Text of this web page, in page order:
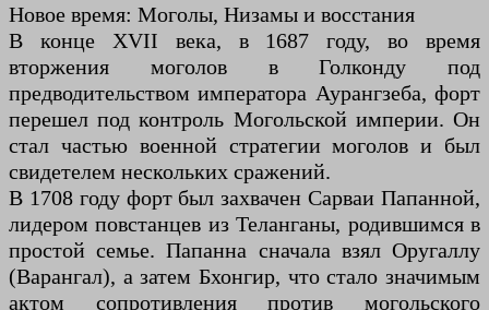
Новое время: Моголы, Низамы и восстания
В конце XVII века, в 1687 году, во время
вторжения моголов в Голконду под
предводительством императора Аурангзеба, форт
перешел под контроль Могольской империи. Он
стал частью военной стратегии моголов и был
свидетелем нескольких сражений.
В 1708 году форт был захвачен Сарваи Папанной,
лидером повстанцев из Теланганы, родившимся в
простой семье. Папанна сначала взял Оругаллу
(Варангал), а затем Бхонгир, что стало значимым
актом сопротивления против могольского